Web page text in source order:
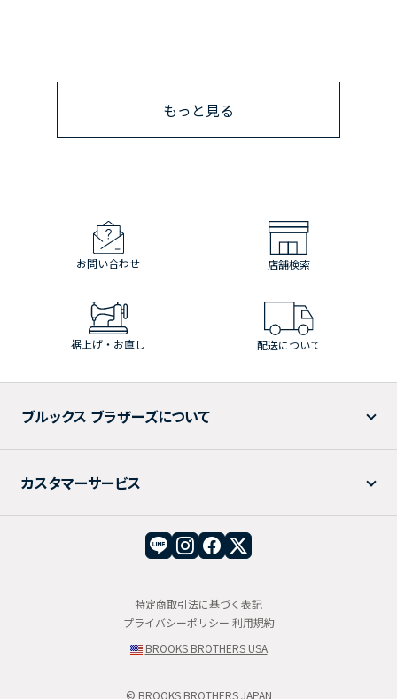
もっと見る
お問い合わせ 店舗検索
裾上げ・お直し 配送について
ブルックス ブラザーズについて
カスタマーサービス
特定商取引法に基づく表記
プライバシーポリシー 利用規約
BROOKS BROTHERS USA
© BROOKS BROTHERS JAPAN